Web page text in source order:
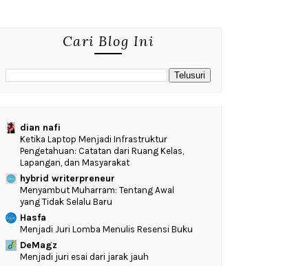
Cari Blog Ini
dian nafi
Ketika Laptop Menjadi Infrastruktur
Pengetahuan: Catatan dari Ruang Kelas,
Lapangan, dan Masyarakat
hybrid writerpreneur
Menyambut Muharram: Tentang Awal
yang Tidak Selalu Baru
Hasfa
Menjadi Juri Lomba Menulis Resensi Buku
DeMagz
Menjadi juri esai dari jarak jauh